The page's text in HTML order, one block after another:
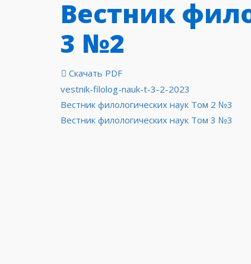
Вестник
3 №2
Скачать PDF
vestnik-filolog-nauk-t-3-2-2023
Навигация
Вестник филологических наук Том 2 №3
Вестник филологических наук Том 3 №3